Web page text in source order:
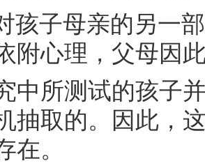
子母亲的另一部
附心理，父母因
所测试的孩子并
抽取的。因此，
在。